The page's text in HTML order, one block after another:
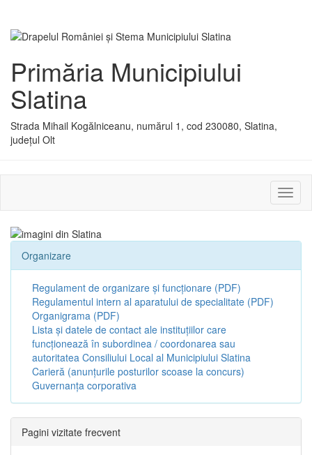
Primăria Municipiului
Slatina
Strada Mihail Kogălniceanu, numărul 1, cod 230080, Slatina,
județul Olt
sau
Organizare
Regulament de organizare și funcționare (PDF)
Regulamentul intern al aparatului de specialitate (PDF)
Organigrama (PDF)
Lista și datele de contact ale instituțiilor care
funcționează în subordinea / coordonarea sau
autoritatea Consiliului Local al Municipiului Slatina
Carieră (anunțurile posturilor scoase la concurs)
Guvernanța corporativa
Pagini vizitate frecvent